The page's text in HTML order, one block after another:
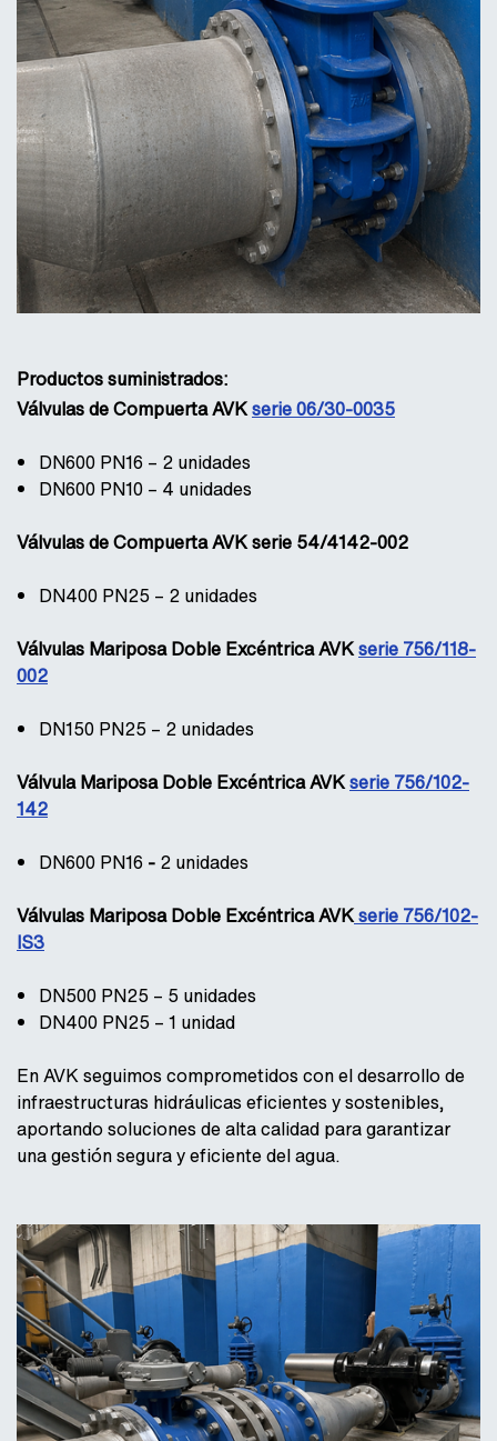
Productos suministrados:
Válvulas de Compuerta AVKserie 06/30-0035
DN600 PN16 – 2 unidades
DN600 PN10 – 4 unidades
Válvulas de Compuerta AVK serie 54/4142-002
DN400 PN25 – 2 unidades
Válvulas Mariposa Doble Excéntrica AVKserie 756/118-
002
DN150 PN25 – 2 unidades
Válvula Mariposa Doble Excéntrica AVKserie 756/102-
142
DN600 PN16 - 2 unidades
Válvulas Mariposa Doble Excéntrica AVKserie 756/102-
IS3
DN500 PN25 – 5 unidades
DN400 PN25 – 1 unidad
En AVK seguimos comprometidos con el desarrollo de
infraestructuras hidráulicas eficientes y sostenibles,
aportando soluciones de alta calidad para garantizar
una gestión segura y eficiente del agua.